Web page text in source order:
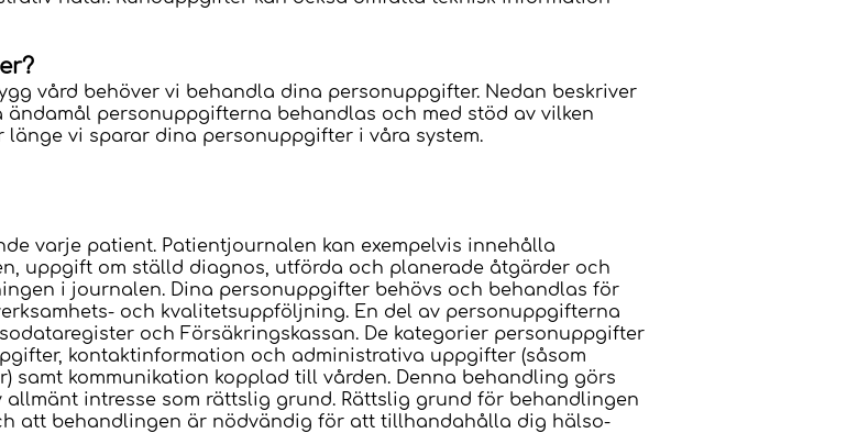
vård behöver vi behandla dina personuppgifter. Nedan beskriver
personuppgifterna behandlas och med stöd av vilken
vi sparar dina personuppgifter i våra system.
varje patient. Patientjournalen kan exempelvis innehålla
uppgift om ställd diagnos, utförda och planerade åtgärder och
i journalen. Dina personuppgifter behövs och behandlas för
och kvalitetsuppföljning. En del av personuppgifterna
och Försäkringskassan. De kategorier personuppgifter
kontaktinformation och administrativa uppgifter (såsom
kommunikation kopplad till vården. Denna behandling görs
intresse som rättslig grund. Rättslig grund för behandlingen
att behandlingen är nödvändig för att tillhandahålla dig hälso-